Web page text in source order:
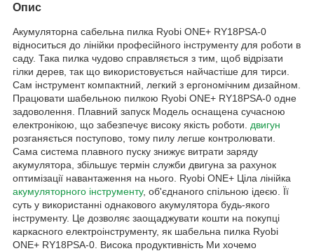
Опис
Акумуляторна сабельна пилка Ryobi ONE+ RY18PSA-0
відноситься до лінійки професійного інструменту для роботи в
саду. Така пилка чудово справляється з тим, щоб відрізати
гілки дерев, так що використовується найчастіше для тирси.
Сам інструмент компактний, легкий з ергономічним дизайном.
Працювати шабельною пилкою Ryobi ONE+ RY18PSA-0 одне
задоволення. Плавний запуск Модель оснащена сучасною
електронікою, що забезпечує високу якість роботи. двигун
розганяється поступово, тому пилу легше контролювати.
Сама система плавного пуску знижує витрати заряду
акумулятора, збільшує термін служби двигуна за рахунок
оптимізації навантаження на нього. Ryobi ONE+ Ціла лінійка
акумуляторного інструменту, об'єднаного спільною ідеєю. Її
суть у використанні однакового акумулятора будь-якого
інструменту. Це дозволяє заощаджувати кошти на покупці
каркасного електроінструменту, як шабельна пилка Ryobi
ONE+ RY18PSA-0. Висока продуктивність Ми хочемо